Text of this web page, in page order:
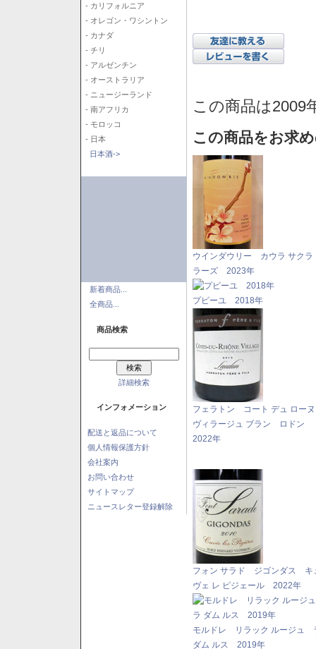
- カリフォルニア
- オレゴン・ワシントン
- カナダ
- チリ
- アルゼンチン
- オーストラリア
- ニュージーランド
- 南アフリカ
- モロッコ
- 日本
日本酒->
新着商品...
全商品...
商品検索
詳細検索
インフォメーション
配送と返品について
個人情報保護方針
会社案内
お問い合わせ
サイトマップ
ニュースレター登録解除
この商品は2009
この商品をお求
ウインダウリー カウラ サクラ
ラーズ 2023年
プピーユ 2018年
フェラトン コート デュ ロー
ヴィラージュ ブラン ロドン
2022年
フォン サラド ジゴンダス キ
ヴェ レ ピジェール 2022年
モルドレ リラック ルージュ
ダム ルス 2019年